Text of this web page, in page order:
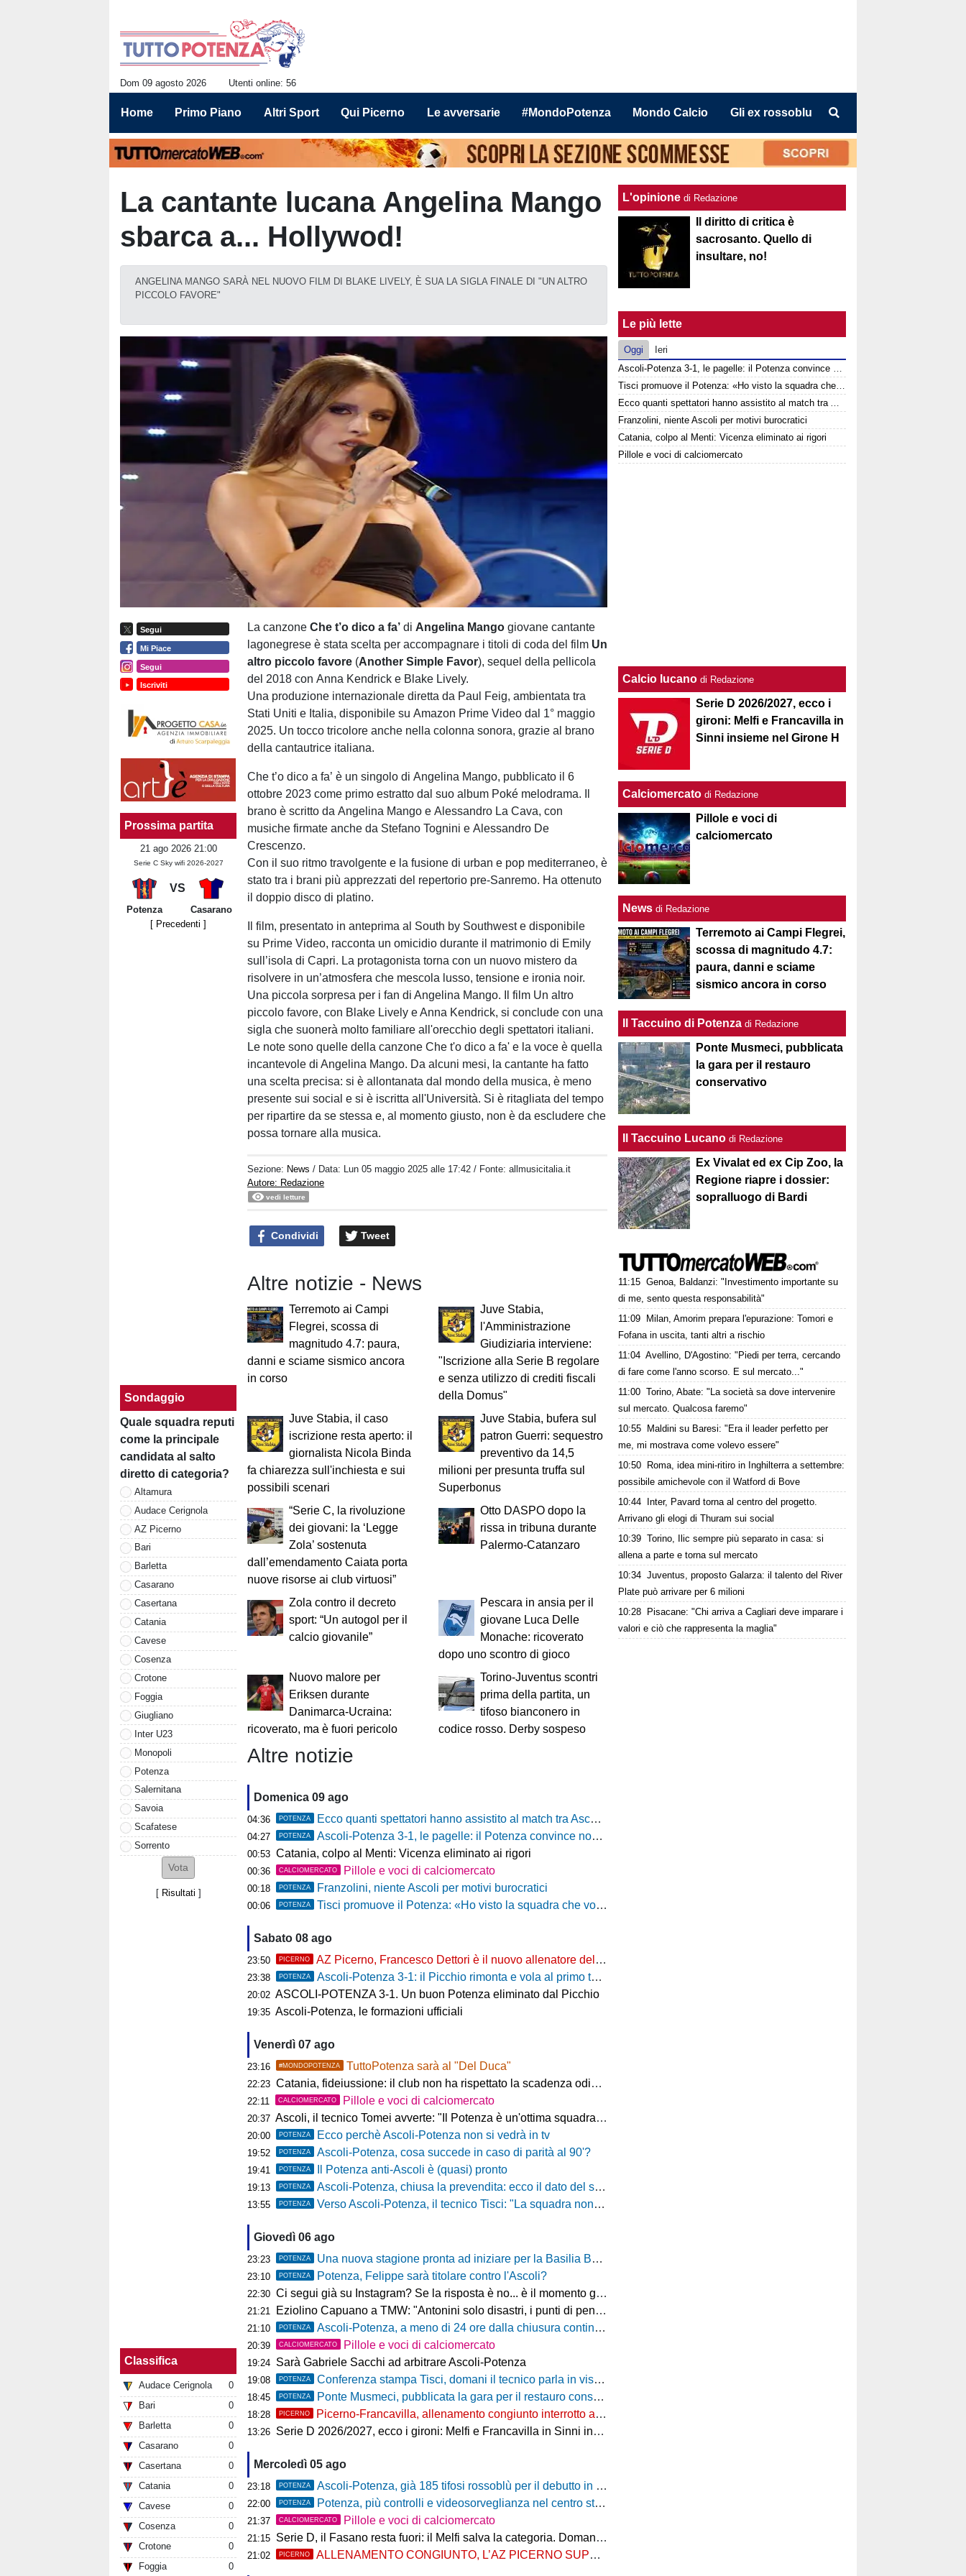
Dom 09 agosto 2026 Utenti online: 56
Home Primo Piano Altri Sport Qui Picerno Le avversarie #MondoPotenza Mondo Calcio Gli ex rossoblu
La cantante lucana Angelina Mango
sbarca a... Hollywod!
ANGELINA MANGO SARÀ NEL NUOVO FILM DI BLAKE LIVELY, È SUA LA SIGLA FINALE DI "UN ALTRO
PICCOLO FAVORE"
Segui
Mi Piace
Segui
Iscriviti
Prossima partita
21 ago 2026 21:00
Serie C Sky wifi 2026-2027
VS
Potenza
Casarano
[ Precedenti ]
Sondaggio
Quale squadra reputi
come la principale
candidata al salto
diretto di categoria?
Altamura
Audace Cerignola
AZ Picerno
Bari
Barletta
Casarano
Casertana
Catania
Cavese
Cosenza
Crotone
Foggia
Giugliano
Inter U23
Monopoli
Potenza
Salernitana
Savoia
Scafatese
Sorrento
[ Risultati ]
Classifica
Audace Cerignola
0
Bari
0
Barletta
0
Casarano
0
Casertana
0
Catania
0
Cavese
0
Cosenza
0
Crotone
0
Foggia
0
La canzoneChe t’o dico a fa’ di Angelina Mangogiovane cantante
lagonegrese è stata scelta per accompagnare i titoli di coda del film Un
altro piccolo favore (Another Simple Favor), sequel della pellicola
del 2018 con Anna Kendrick e Blake Lively.
Una produzione internazionale diretta da Paul Feig, ambientata tra
Stati Uniti e Italia, disponibile su Amazon Prime Video dal 1° maggio
2025. Un tocco tricolore anche nella colonna sonora, grazie al brano
della cantautrice italiana.
Che t’o dico a fa’ è un singolo di Angelina Mango, pubblicato il 6
ottobre 2023 come primo estratto dal suo album Poké melodrama. Il
brano è scritto da Angelina Mango e Alessandro La Cava, con
musiche firmate anche da Stefano Tognini e Alessandro De
Crescenzo.
Con il suo ritmo travolgente e la fusione di urban e pop mediterraneo, è
stato tra i brani più apprezzati del repertorio pre-Sanremo. Ha ottenuto
il doppio disco di platino.
Il film, presentato in anteprima al South by Southwest e disponibile
su Prime Video, racconta un omicidio durante il matrimonio di Emily
sull’isola di Capri. La protagonista torna con un nuovo mistero da
risolvere in un’atmosfera che mescola lusso, tensione e ironia noir.
Una piccola sorpresa per i fan di Angelina Mango. Il film Un altro
piccolo favore, con Blake Lively e Anna Kendrick, si conclude con una
sigla che suonerà molto familiare all'orecchio degli spettatori italiani.
Le note sono quelle della canzone Che t'o dico a fa' e la voce è quella
incantevole di Angelina Mango. Da alcuni mesi, la cantante ha fatto
una scelta precisa: si è allontanata dal mondo della musica, è meno
presente sui social e si è iscritta all'Università. Si è ritagliata del tempo
per ripartire da se stessa e, al momento giusto, non è da escludere che
possa tornare alla musica.
Sezione: News / Data: Lun 05 maggio 2025 alle 17:42 / Fonte: allmusicitalia.it
Autore: Redazione
vedi letture
Condividi Tweet
Altre notizie - News
Terremoto ai Campi
Flegrei, scossa di
magnitudo 4.7: paura,
danni e sciame sismico ancora
in corso
Juve Stabia,
l'Amministrazione
Giudiziaria interviene:
"Iscrizione alla Serie B regolare
e senza utilizzo di crediti fiscali
della Domus"
Juve Stabia, il caso
iscrizione resta aperto: il
giornalista Nicola Binda
fa chiarezza sull'inchiesta e sui
possibili scenari
Juve Stabia, bufera sul
patron Guerri: sequestro
preventivo da 14,5
milioni per presunta truffa sul
Superbonus
“Serie C, la rivoluzione
dei giovani: la ‘Legge
Zola’ sostenuta
dall’emendamento Caiata porta
nuove risorse ai club virtuosi”
Otto DASPO dopo la
rissa in tribuna durante
Palermo-Catanzaro
Zola contro il decreto
sport: “Un autogol per il
calcio giovanile”
Pescara in ansia per il
giovane Luca Delle
Monache: ricoverato
dopo uno scontro di gioco
Nuovo malore per
Eriksen durante
Danimarca-Ucraina:
ricoverato, ma è fuori pericolo
Torino-Juventus scontri
prima della partita, un
tifoso bianconero in
codice rosso. Derby sospeso
Altre notizie
Domenica 09 ago
04:36 POTENZA Ecco quanti spettatori hanno assistito al match tra Ascoli e Potenza
04:27 POTENZA Ascoli-Potenza 3-1, le pagelle: il Potenza convince nonostante la sconfitta
00:53 Catania, colpo al Menti: Vicenza eliminato ai rigori
00:36 CALCIOMERCATO Pillole e voci di calciomercato
00:18 POTENZA Franzolini, niente Ascoli per motivi burocratici
00:06 POTENZA Tisci promuove il Potenza: «Ho visto la squadra che voglio». Ma avverte: «Dobbiamo migliorare nelle scelte»
Sabato 08 ago
23:50 PICERNO AZ Picerno, Francesco Dettori è il nuovo allenatore della Primavera
23:38 POTENZA Ascoli-Potenza 3-1: il Picchio rimonta e vola al primo turno, rossoblù fuori a testa alta
20:02 ASCOLI-POTENZA 3-1. Un buon Potenza eliminato dal Picchio
19:35 Ascoli-Potenza, le formazioni ufficiali
Venerdì 07 ago
23:16 #MONDOPOTENZA TuttoPotenza sarà al "Del Duca"
22:23 Catania, fideiussione: il club non ha rispettato la scadenza odierna
22:11 CALCIOMERCATO Pillole e voci di calciomercato
20:37 Ascoli, il tecnico Tomei avverte: "Il Potenza è un'ottima squadra, sarà un test probante"
20:00 POTENZA Ecco perchè Ascoli-Potenza non si vedrà in tv
19:52 POTENZA Ascoli-Potenza, cosa succede in caso di parità al 90'?
19:41 POTENZA Il Potenza anti-Ascoli è (quasi) pronto
19:13 POTENZA Ascoli-Potenza, chiusa la prevendita: ecco il dato del settore ospiti
13:55 POTENZA Verso Ascoli-Potenza, il tecnico Tisci: "La squadra non deve vivere questa sfida come una rivincita dei playoff, ai tifosi dico di godersi la trasferta"
Giovedì 06 ago
23:23 POTENZA Una nuova stagione pronta ad iniziare per la Basilia Basket Potenza
23:10 POTENZA Potenza, Felippe sarà titolare contro l'Ascoli?
22:30 Ci segui già su Instagram? Se la risposta è no... è il momento giusto per rimediare!
21:21 Eziolino Capuano a TMW: "Antonini solo disastri, i punti di penalizzazione che ha preso un record mondiale"
21:10 POTENZA Ascoli-Potenza, a meno di 24 ore dalla chiusura continua a salire il numero di biglietti venduti nel settore ospiti
20:39 CALCIOMERCATO Pillole e voci di calciomercato
19:24 Sarà Gabriele Sacchi ad arbitrare Ascoli-Potenza
19:08 POTENZA Conferenza stampa Tisci, domani il tecnico parla in vista di Ascoli-Potenza
18:45 POTENZA Ponte Musmeci, pubblicata la gara per il restauro conservativo
18:28 PICERNO Picerno-Francavilla, allenamento congiunto interrotto al termine del primo tempo
13:26 Serie D 2026/2027, ecco i gironi: Melfi e Francavilla in Sinni insieme nel Girone H
Mercoledì 05 ago
23:18 POTENZA Ascoli-Potenza, già 185 tifosi rossoblù per il debutto in Coppa Italia Frecciarossa
22:00 POTENZA Potenza, più controlli e videosorveglianza nel centro storico: il Comitato per la sicurezza rafforza le misure
21:37 CALCIOMERCATO Pillole e voci di calciomercato
21:15 Serie D, il Fasano resta fuori: il Melfi salva la categoria. Domani l'attesa per i gironi
21:02 PICERNO ALLENAMENTO CONGIUNTO, L’AZ PICERNO SUPERA L’AS MELFI
L'opinione di Redazione
Il diritto di critica è
sacrosanto. Quello di
insultare, no!
Le più lette
Oggi
Ieri
Ascoli-Potenza 3-1, le pagelle: il Potenza convince nonostante la sconfitta
Tisci promuove il Potenza: «Ho visto la squadra che voglio». Ma avverte: «Dobbiamo migliorare nelle scelte»
Ecco quanti spettatori hanno assistito al match tra Ascoli e Potenza
Franzolini, niente Ascoli per motivi burocratici
Catania, colpo al Menti: Vicenza eliminato ai rigori
Pillole e voci di calciomercato
Calcio lucanodi Redazione
Serie D 2026/2027, ecco i
gironi: Melfi e Francavilla in
Sinni insieme nel Girone H
Calciomercato di Redazione
Pillole e voci di
calciomercato
News di Redazione
Terremoto ai Campi Flegrei,
scossa di magnitudo 4.7:
paura, danni e sciame
sismico ancora in corso
Il Taccuino di Potenza di Redazione
Ponte Musmeci, pubblicata
la gara per il restauro
conservativo
Il Taccuino Lucano di Redazione
Ex Vivalat ed ex Cip Zoo, la
Regione riapre i dossier:
sopralluogo di Bardi
11:15 Genoa, Baldanzi: "Investimento importante su
di me, sento questa responsabilità"
11:09
Milan, Amorim prepara l'epurazione: Tomori e
Fofana in uscita, tanti altri a rischio
11:04 Avellino, D'Agostino: "Piedi per terra, cercando
di fare come l'anno scorso. E sul mercato..."
11:00 Torino, Abate: "La società sa dove intervenire
sul mercato. Qualcosa faremo"
10:55
Maldini su Baresi: "Era il leader perfetto per
me, mi mostrava come volevo essere"
10:50
Roma, idea mini-ritiro in Inghilterra a settembre:
possibile amichevole con il Watford di Bove
10:44
Inter, Pavard torna al centro del progetto.
Arrivano gli elogi di Thuram sui social
10:39 Torino, Ilic sempre più separato in casa: si
allena a parte e torna sul mercato
10:34 Juventus, proposto Galarza: il talento del River
Plate può arrivare per 6 milioni
10:28
Pisacane: "Chi arriva a Cagliari deve imparare i
valori e ciò che rappresenta la maglia"